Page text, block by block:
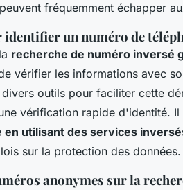
fréquemment échapper
un numéro de
recherche de numéro inversé
vérifier les informations avec
outils pour faciliter cette
vérification rapide d'identité.
en utilisant des services
sur la protection des données.
anonymes sur la